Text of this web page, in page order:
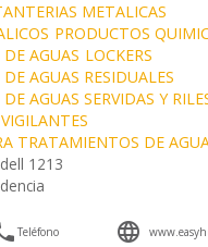
METALICAS
PRODUCTOS
AGUAS LOCKERS
AGUAS RESIDUALES
AGUAS SERVIDAS Y
TRATAMIENTOS DE
1213
Teléfono 